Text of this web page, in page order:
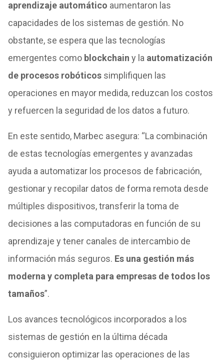
aprendizaje automático aumentaron las
capacidades de los sistemas de gestión. No
obstante, se espera que las tecnologías
emergentes como blockchain y la automatización
de procesos robóticossimplifiquen las
operaciones en mayor medida, reduzcan los costos
y refuercen la seguridad de los datos a futuro.
En este sentido, Marbec asegura: “La combinación
de estas tecnologías emergentes y avanzadas
ayuda a automatizar los procesos de fabricación,
gestionar y recopilar datos de forma remota desde
múltiples dispositivos, transferir la toma de
decisiones a las computadoras en función de su
aprendizaje y tener canales de intercambio de
información más seguros. Es una gestión más
moderna y completa para empresas de todos los
tamaños”.
Los avances tecnológicos incorporados a los
sistemas de gestión en la última década
consiguieron optimizar las operaciones de las